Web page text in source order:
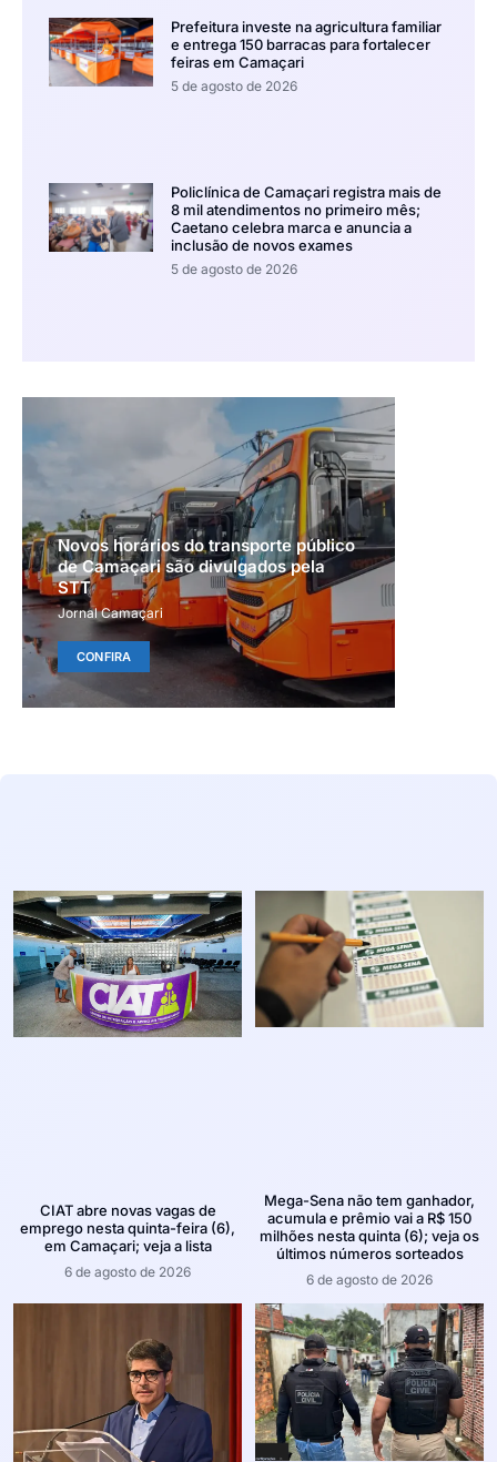
Prefeitura investe na agricultura familiar
e entrega 150 barracas para fortalecer
feiras em Camaçari
5 de agosto de 2026
Policlínica de Camaçari registra mais de
8 mil atendimentos no primeiro mês;
Caetano celebra marca e anuncia a
inclusão de novos exames
5 de agosto de 2026
Novos horários do transporte público
de Camaçari são divulgados pela
STT
Jornal Camaçari
CONFIRA
CIAT abre novas vagas de
emprego nesta quinta-feira (6),
em Camaçari; veja a lista
6 de agosto de 2026
Mega-Sena não tem ganhador,
acumula e prêmio vai a R$ 150
milhões nesta quinta (6); veja os
últimos números sorteados
6 de agosto de 2026